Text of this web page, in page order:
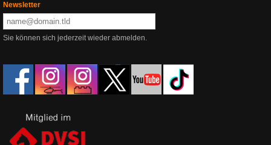
Newsletter
Sie können sich jederzeit wieder abmelden.